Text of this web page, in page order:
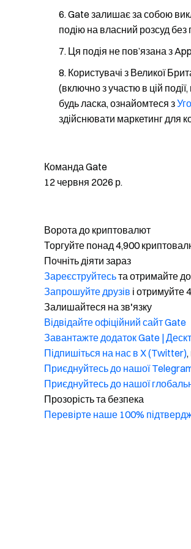
Gate залишає за собою
подію на власний розсуд
Ця подія не пов’язана з
Користувачі з Великої
(включно з участю в цій
будь ласка, ознайомтеся з
здійснювати маркетинг для
Команда Gate
12 червня 2026 р.
Ворота до криптовалют
Торгуйте понад 4,900
Почніть діяти зараз
Зареєструйтесьта отримайте
Запрошуйте друзів і отримуйте
Залишайтеся на зв'язку
Відвідайте офіційний сайт Gate
Завантажте додаток Gate |
Підпишіться на нас в X (Twitter)
Приєднуйтесь до нашої
Приєднуйтесь до нашої
Прозорість та безпека
Перевірте наше 100%